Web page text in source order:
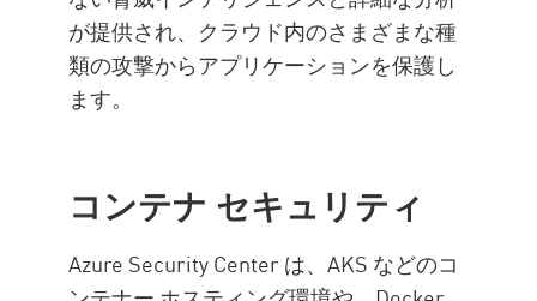
が提供され、クラウド内のさまざまな種
類の攻撃からアプリケーションを保護し
ます。
コンテナ セキュリティ
Azure Security Center は、AKS などのコ